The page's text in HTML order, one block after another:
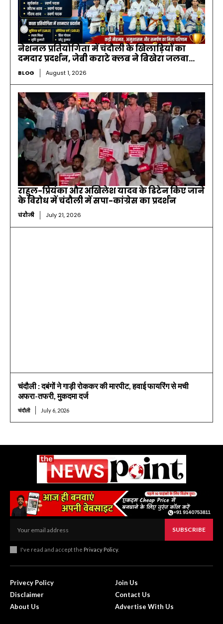
नेशनल प्रतियोगिता में चंदौली के खिलाड़ियों का
दमदार प्रदर्शन, जेबी कराटे क्लब ने बिखेरा जलवा…
BLOG August 1, 2026
राहुल-प्रियंका और अखिलेश यादव के डिटेन किए जाने
के विरोध में चंदौली में सपा-कांग्रेस का प्रदर्शन
चंदौली July 21, 2026
चंदौली : दबंगों ने गाड़ी रोककर की मारपीट, हवाई फायरिंग से मची
अफरा-तफरी, मुकदमा दर्ज
चंदौली July 6, 2026
SUBSCRIBE
I've read and accept the Privacy Policy.
Privecy Policy
Disclaimer
About Us
Join Us
Contact Us
Advertise With Us